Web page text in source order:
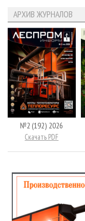
АРХИВ ЖУРНАЛОВ
№2 (192) 2026
Скачать PDF